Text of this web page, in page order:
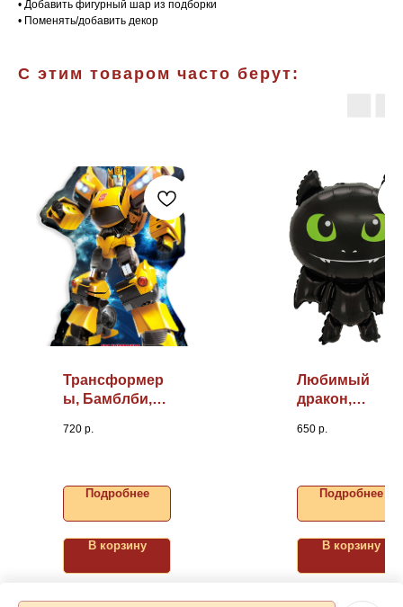
• Добавить фигурный шар из подборки
• Поменять/добавить декор
С этим товаром часто берут:
Трансформер
ы, Бамблби,
720 р.
Подробнее
В корзину
Любимый
дракон,
650 р.
Подробнее
В корзину